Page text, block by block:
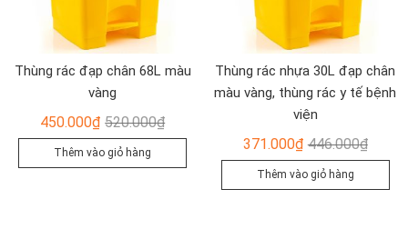
Thùng rác đạp chân 68L màu
vàng
520.000₫Giá
gốc
là:
520.000₫.
450.000₫
Giá
hiện
tại
Thêm vào giỏ hàng
Thùng rác nhựa 30L đạp chân
màu vàng, thùng rác y tế bệnh
viện
446.000₫Giá
gốc
là:
371.000₫
Giá
hiện
tại
Thêm vào giỏ hàng